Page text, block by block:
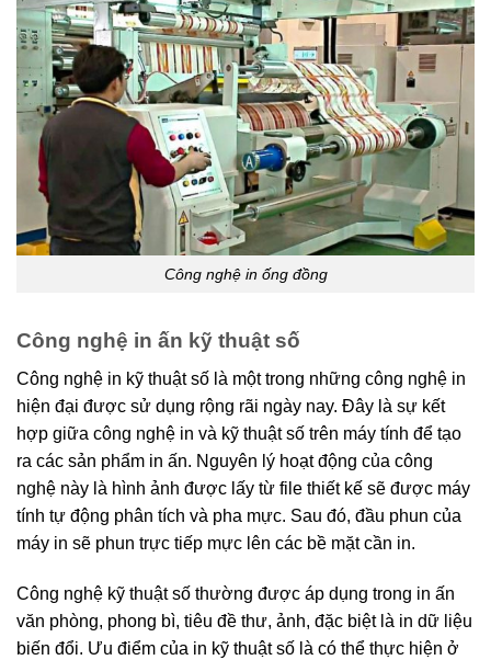
Công nghệ in ống đồng
Công nghệ in ấn kỹ thuật số
Công nghệ in kỹ thuật số là một trong những công nghệ in
hiện đại được sử dụng rộng rãi ngày nay. Đây là sự kết
hợp giữa công nghệ in và kỹ thuật số trên máy tính để tạo
ra các sản phẩm in ấn. Nguyên lý hoạt động của công
nghệ này là hình ảnh được lấy từ file thiết kế sẽ được máy
tính tự động phân tích và pha mực. Sau đó, đầu phun của
máy in sẽ phun trực tiếp mực lên các bề mặt cần in.
Công nghệ kỹ thuật số thường được áp dụng trong in ấn
văn phòng, phong bì, tiêu đề thư, ảnh, đặc biệt là in dữ liệu
biến đổi. Ưu điểm của in kỹ thuật số là có thể thực hiện ở